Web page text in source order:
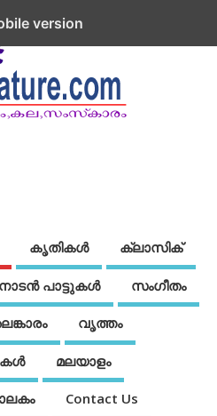
കൃതികൾ ക്ലാസിക്
നാടന്‍ പാട്ടുകള്‍ സംഗീതം
വൃത്തം
മലയാളം
Contact Us
version